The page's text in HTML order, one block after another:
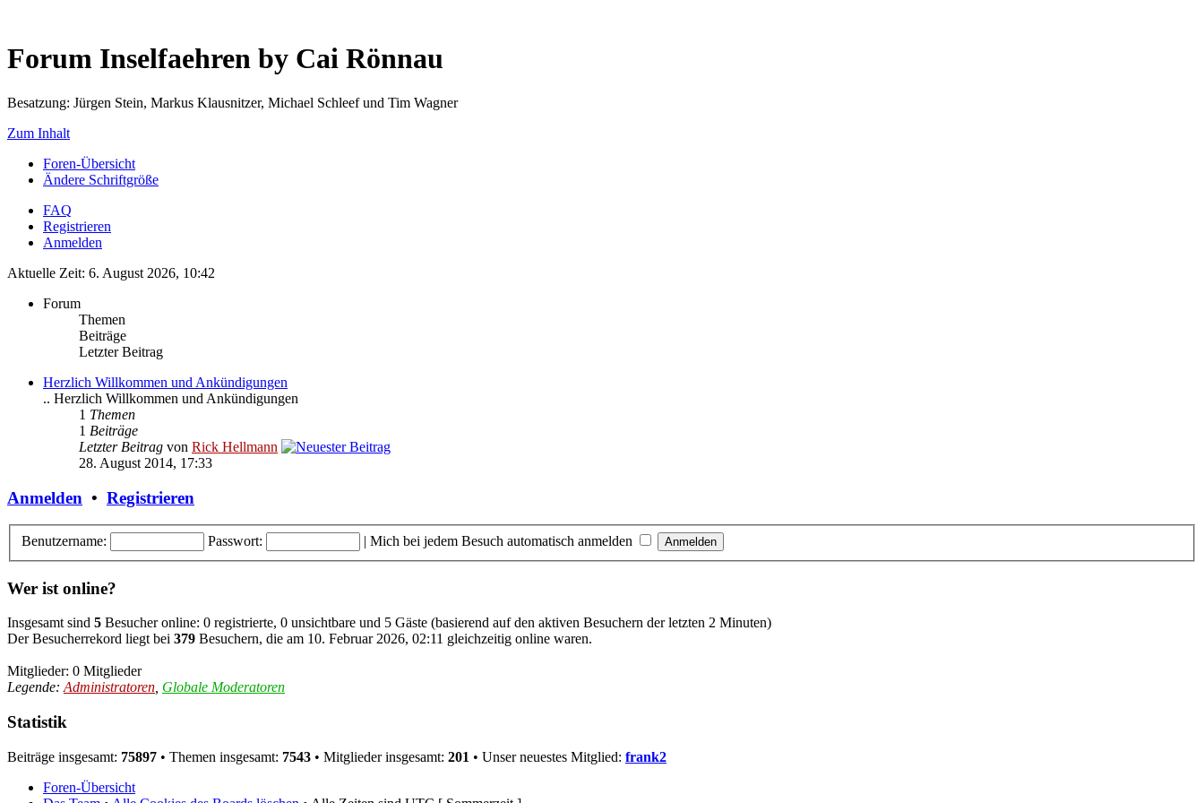
Forum Inselfaehren by Cai Rönnau
Besatzung: Jürgen Stein, Markus Klausnitzer, Michael Schleef und Tim Wagner
Zum Inhalt
Foren-Übersicht
Ändere Schriftgröße
FAQ
Registrieren
Anmelden
Aktuelle Zeit: 6. August 2026, 10:42
Forum
Themen
Beiträge
Letzter Beitrag
Herzlich Willkommen und Ankündigungen
.. Herzlich Willkommen und Ankündigungen
1 Themen
1 Beiträge
Letzter Beitrag von Rick Hellmann
28. August 2014, 17:33
Anmelden • Registrieren
Benutzername: Passwort: | Mich bei jedem Besuch automatisch anmelden
Wer ist online?
Insgesamt sind 5 Besucher online: 0 registrierte, 0 unsichtbare und 5 Gäste (basierend auf den aktiven Besuchern der letzten 2 Minuten)
Der Besucherrekord liegt bei 379 Besuchern, die am 10. Februar 2026, 02:11 gleichzeitig online waren.
Mitglieder: 0 Mitglieder
Legende: Administratoren Globale Moderatoren
Statistik
Beiträge insgesamt: 75897 • Themen insgesamt: 7543 • Mitglieder insgesamt: 201 • Unser neuestes Mitglied: frank2
Foren-Übersicht